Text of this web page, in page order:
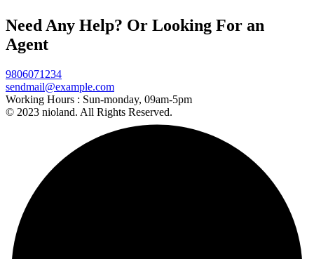
Need Any Help? Or Looking For an
Agent
9806071234
sendmail@example.com
Working Hours : Sun-monday, 09am-5pm
© 2023 nioland. All Rights Reserved.